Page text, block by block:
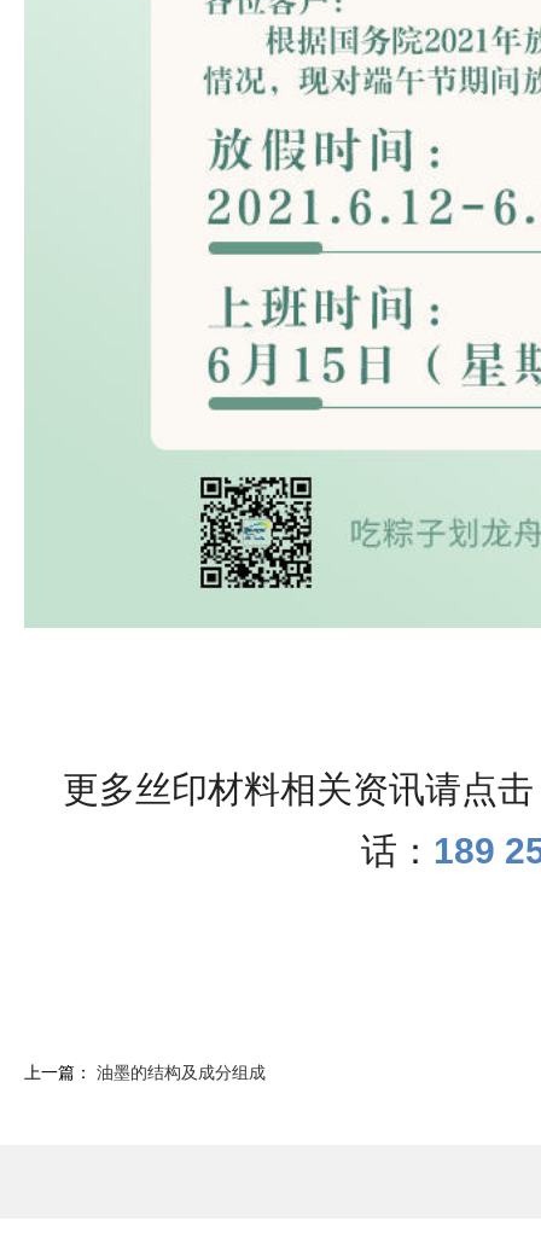
更多丝印材料相关资讯请点
话： 189
上一篇： 油墨的结构及成分组成